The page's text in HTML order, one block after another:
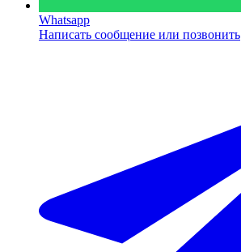
Whatsapp
Написать сообщение или позвонить